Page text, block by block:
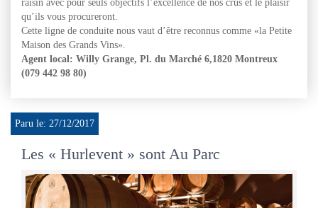
raisin avec pour seuls objectifs l’excellence de nos crus et le plaisir
qu’ils vous procureront.
Cette ligne de conduite nous vaut d’être reconnus comme «la Petite
Maison des Grands Vins».
Agent local: Willy Grange, Pl. du Marché 6,1820 Montreux
(079 442 98 80)
Paru le: 27/12/2017
Les « Hurlevent » sont Au Parc